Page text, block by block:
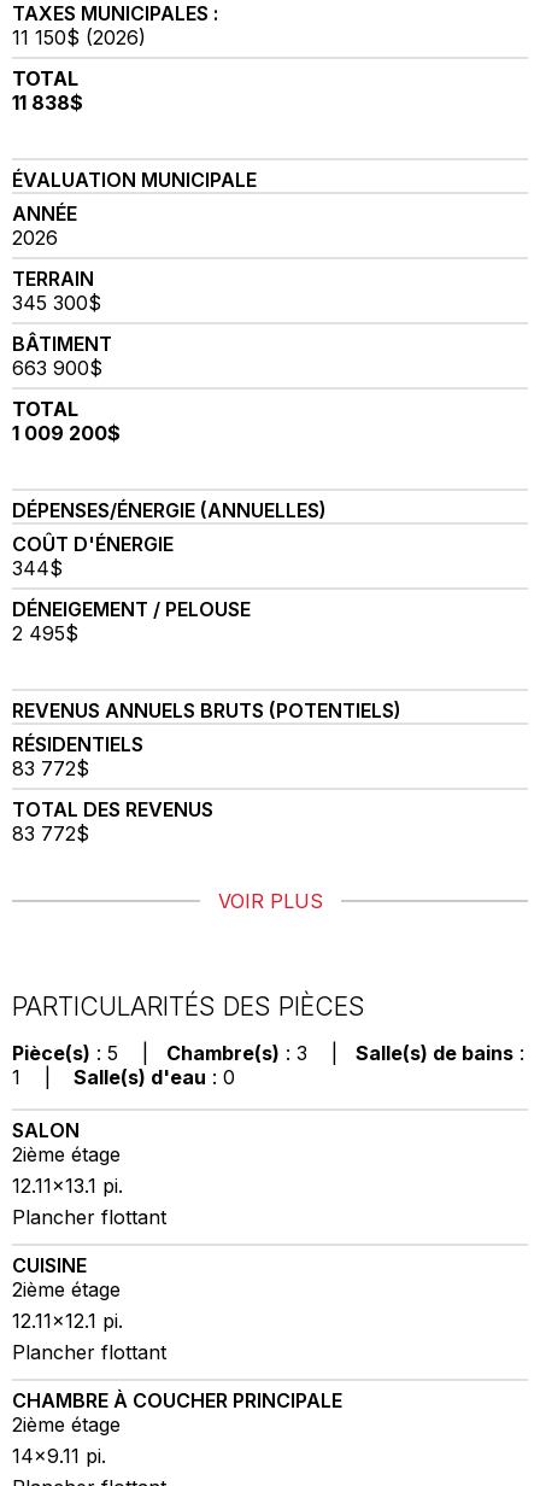
TAXES MUNICIPALES :
11 150$ (2026)
TOTAL
11 838$
ÉVALUATION MUNICIPALE
ANNÉE
2026
TERRAIN
345 300$
BÂTIMENT
663 900$
TOTAL
1 009 200$
DÉPENSES/ÉNERGIE (ANNUELLES)
COÛT D'ÉNERGIE
344$
DÉNEIGEMENT / PELOUSE
2 495$
REVENUS ANNUELS BRUTS (POTENTIELS)
RÉSIDENTIELS
83 772$
TOTAL DES REVENUS
83 772$
VOIR PLUS
PARTICULARITÉS DES PIÈCES
Pièce(s) : 5 | Chambre(s) : 3 | Salle(s) de bains :
1 |
Salle(s) d'eau : 0
SALON
2ième étage
12.11x13.1 pi.
Plancher flottant
CUISINE
2ième étage
12.11x12.1 pi.
Plancher flottant
CHAMBRE À COUCHER PRINCIPALE
2ième étage
14x9.11 pi.